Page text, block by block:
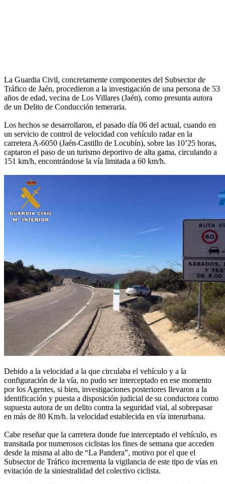
La Guardia Civil, concretamente componentes del Subsector de
Tráfico de Jaén, procedieron a la investigación de una persona de 53
años de edad, vecina de Los Villares (Jaén), como presunta autora
de un Delito de Conducción temeraria.
Los hechos se desarrollaron, el pasado día 06 del actual, cuando en
un servicio de control de velocidad con vehículo radar en la
carretera A-6050 (Jaén-Castillo de Locubín), sobre las 10’25 horas,
captaron el paso de un turismo deportivo de alta gama, circulando a
151 km/h, encontrándose la vía limitada a 60 km/h.
Debido a la velocidad a la que circulaba el vehículo y a la
configuración de la vía, no pudo ser interceptado en ese momento
por los Agentes, si bien, investigaciones posteriores llevaron a la
identificación y puesta a disposición judicial de su conductora como
supuesta autora de un delito contra la seguridad vial, al sobrepasar
en más de 80 Km/h. la velocidad establecida en vía interurbana.
Cabe reseñar que la carretera donde fue interceptado el vehículo, es
transitada por numerosos ciclistas los fines de semana que acceden
desde la misma al alto de “La Pandera”, motivo por el que el
Subsector de Tráfico incrementa la vigilancia de este tipo de vías en
evitación de la siniestralidad del colectivo ciclista.